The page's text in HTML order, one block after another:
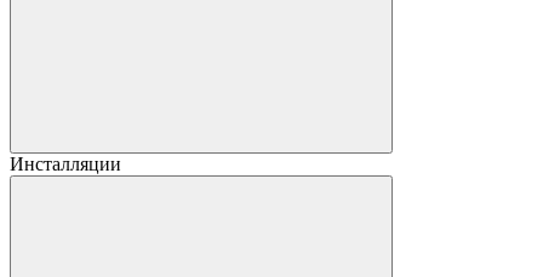
Инсталляции